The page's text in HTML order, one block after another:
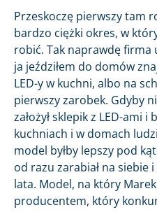
Przeskoczę pierwszy tam
bardzo ciężki okres, w
robić. Tak naprawdę firma
ja jeździłem do domów
LED-y w kuchni, albo na
pierwszy zarobek. Gdyby
założył sklepik z LED-ami i
kuchniach i w domach
model byłby lepszy pod
od razu zarabiał na siebie
lata. Model, na który
producentem, który